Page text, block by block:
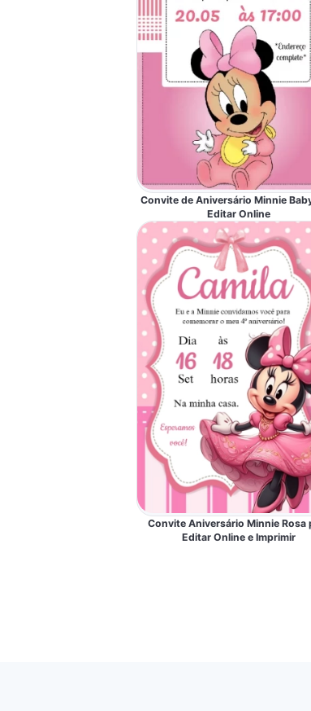
Convite de Aniversário Minnie
Editar Online
Convite Aniversário Minnie Rosa
Editar Online e Imprimir